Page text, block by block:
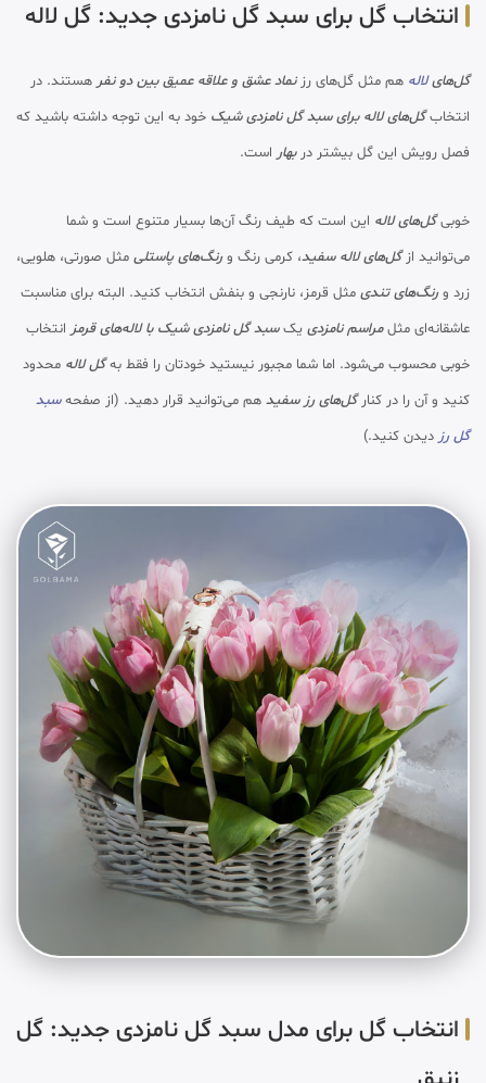
انتخاب گل برای سبد گل نامزدی جدید: گل لاله
گل‌هایلاله هم مثل گل‌های رزنماد عشق و علاقه عمیق بین دو نفرهستند. در
انتخابگل‌های لاله برای سبد گل نامزدی شیک خود به این توجه داشته باشید که
فصل رویش این گل بیشتر دربهاراست.
خوبیگل‌های لاله این است که طیف رنگ آن‌ها بسیار متنوع است و شما
می‌توانید ازگل‌های لاله سفید، کرمی رنگ ورنگ‌های پاستلی مثل صورتی، هلویی،
زرد ورنگ‌های تندی مثل قرمز، نارنجی و بنفش انتخاب کنید. البته برای مناسبت
عاشقانه‌ای مثلمراسم نامزدی یکسبد گل نامزدی شیک با لاله‌های قرمزانتخاب
خوبی محسوب می‌شود. اما شما مجبور نیستید خودتان را فقط بهگل لاله محدود
کنید و آن را در کنارگل‌های رز سفید هم می‌توانید قرار دهید. (از صفحهسبد
گل رزدیدن کنید.)
انتخاب گل برای مدل سبد گل نامزدی جدید: گل